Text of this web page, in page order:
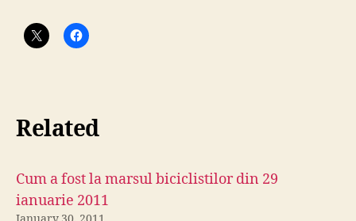
Related
Cum a fost la marsul biciclistilor din 29
ianuarie 2011